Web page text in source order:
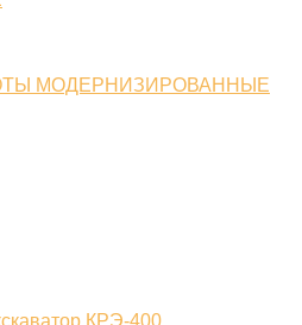
МОДЕРНИЗИРОВАННЫЕ
КРЭ-400